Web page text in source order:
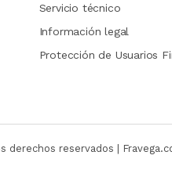
Servicio técnico
Información legal
Protección de Usuarios
derechos reservados |